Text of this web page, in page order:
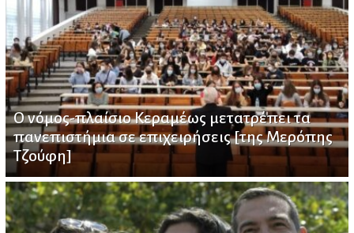
Ο νόμος-πλαίσιο Κεραμέως μετατρέπει τα
πανεπιστήμια σε επιχειρήσεις [της Μερόπης
Τζούφη]